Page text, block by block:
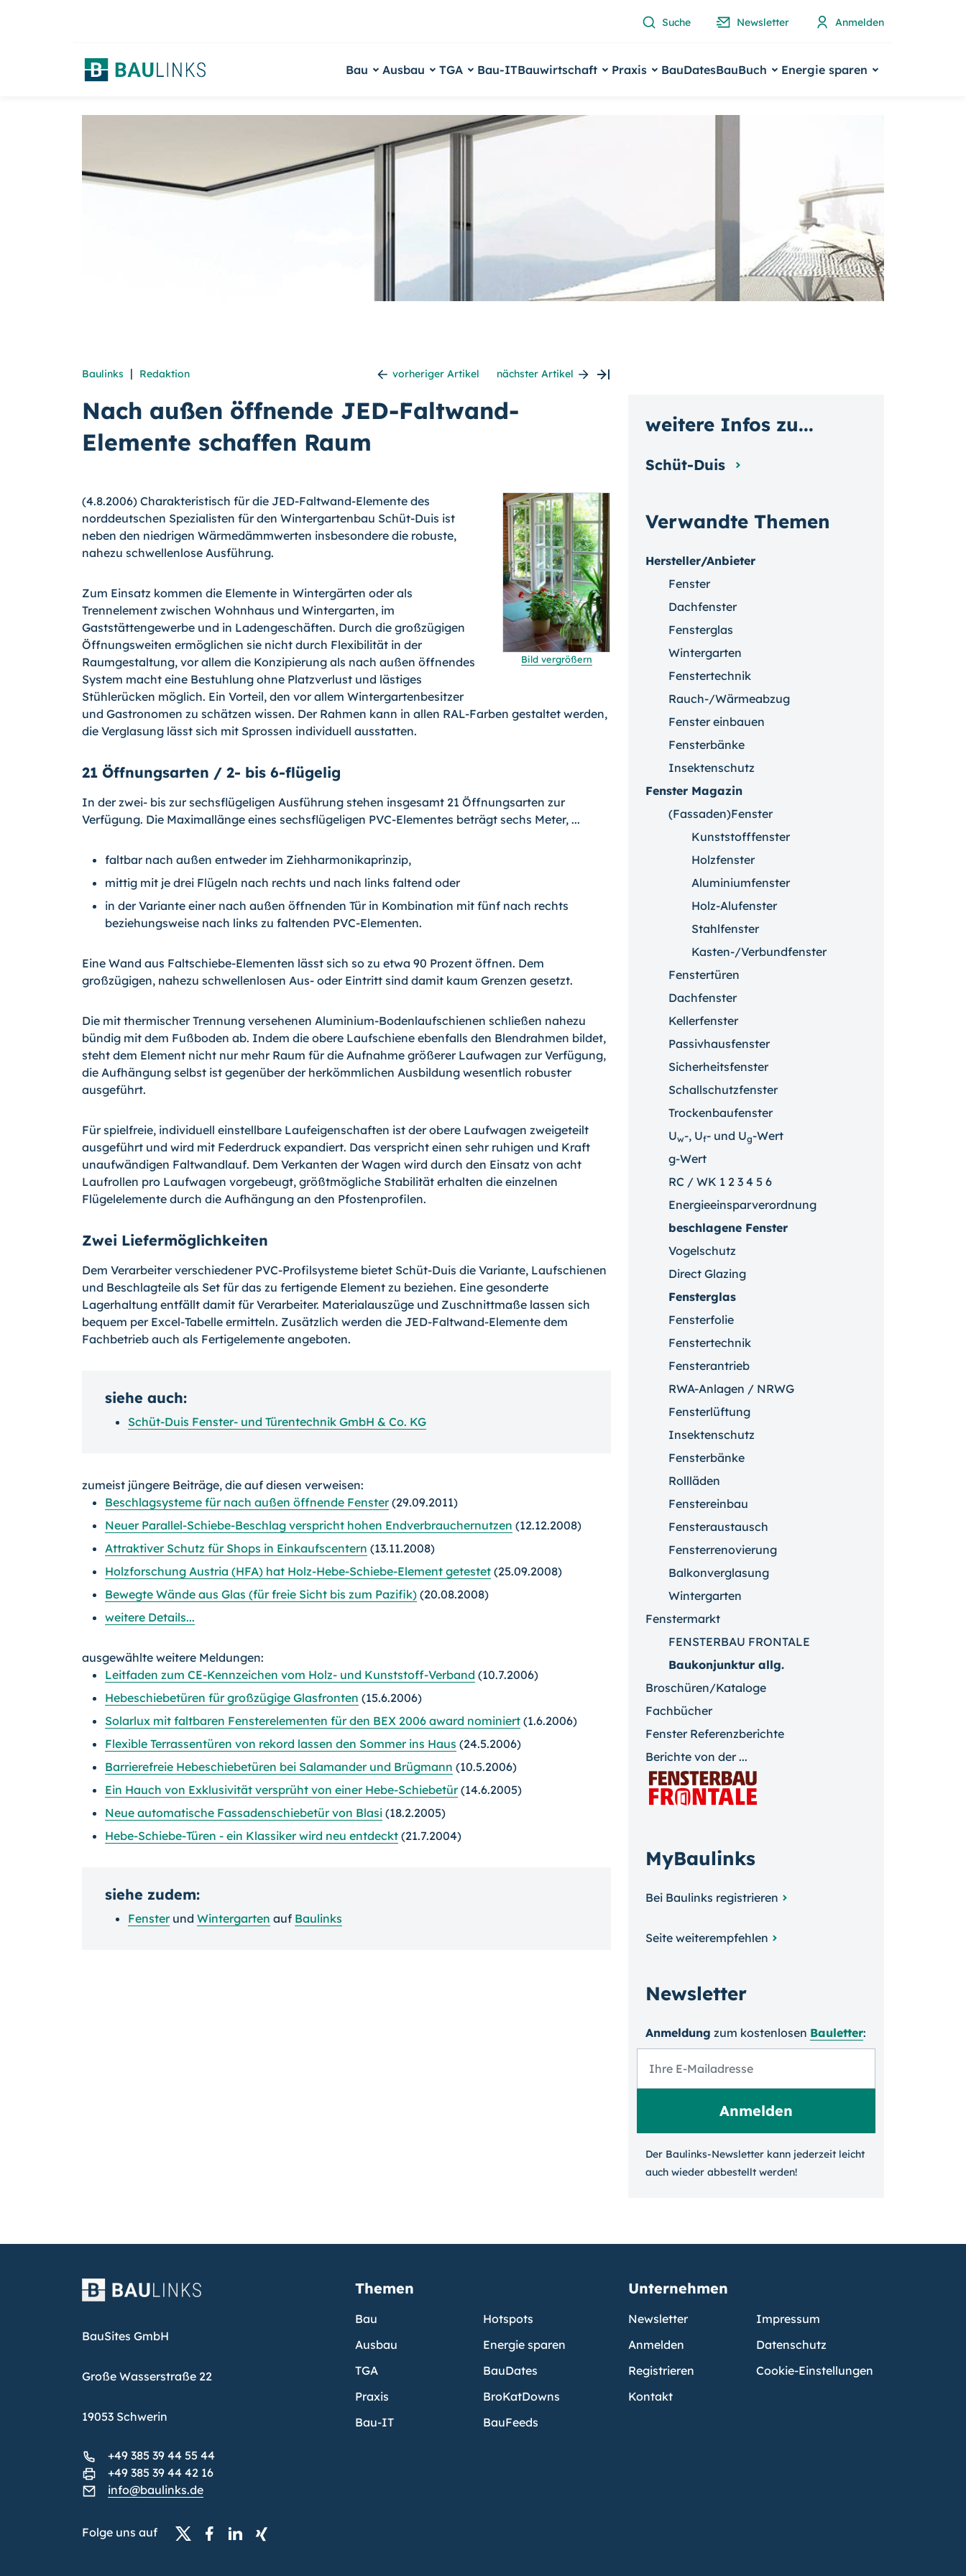
Suche Newsletter Anmelden
Bau Ausbau TGA Bau-ITBauwirtschaft Praxis BauDatesBauBuch Energie sparen
Baulinks | Redaktion vorheriger Artikel nächster Artikel
Nach außen öffnende JED-Faltwand-
Elemente schaffen Raum
Bild vergrößern
(4.8.2006) Charakteristisch für die JED-Faltwand-Elemente des
norddeutschen Spezialisten für den Wintergartenbau Schüt-Duis ist
neben den niedrigen Wärmedämmwerten insbesondere die robuste,
nahezu schwellenlose Ausführung.
Zum Einsatz kommen die Elemente in Wintergärten oder als
Trennelement zwischen Wohnhaus und Wintergarten, im
Gaststättengewerbe und in Ladengeschäften. Durch die großzügigen
Öffnungsweiten ermöglichen sie nicht durch Flexibilität in der
Raumgestaltung, vor allem die Konzipierung als nach außen öffnendes
System macht eine Bestuhlung ohne Platzverlust und lästiges
Stühlerücken möglich. Ein Vorteil, den vor allem Wintergartenbesitzer
und Gastronomen zu schätzen wissen. Der Rahmen kann in allen RAL-Farben gestaltet werden,
die Verglasung lässt sich mit Sprossen individuell ausstatten.
21 Öffnungsarten / 2- bis 6-flügelig
In der zwei- bis zur sechsflügeligen Ausführung stehen insgesamt 21 Öffnungsarten zur
Verfügung. Die Maximallänge eines sechsflügeligen PVC-Elementes beträgt sechs Meter, ...
faltbar nach außen entweder im Ziehharmonikaprinzip,
mittig mit je drei Flügeln nach rechts und nach links faltend oder
in der Variante einer nach außen öffnenden Tür in Kombination mit fünf nach rechts
beziehungsweise nach links zu faltenden PVC-Elementen.
Eine Wand aus Faltschiebe-Elementen lässt sich so zu etwa 90 Prozent öffnen. Dem
großzügigen, nahezu schwellenlosen Aus- oder Eintritt sind damit kaum Grenzen gesetzt.
Die mit thermischer Trennung versehenen Aluminium-Bodenlaufschienen schließen nahezu
bündig mit dem Fußboden ab. Indem die obere Laufschiene ebenfalls den Blendrahmen bildet,
steht dem Element nicht nur mehr Raum für die Aufnahme größerer Laufwagen zur Verfügung,
die Aufhängung selbst ist gegenüber der herkömmlichen Ausbildung wesentlich robuster
ausgeführt.
Für spielfreie, individuell einstellbare Laufeigenschaften ist der obere Laufwagen zweigeteilt
ausgeführt und wird mit Federdruck expandiert. Das verspricht einen sehr ruhigen und Kraft
unaufwändigen Faltwandlauf. Dem Verkanten der Wagen wird durch den Einsatz von acht
Laufrollen pro Laufwagen vorgebeugt, größtmögliche Stabilität erhalten die einzelnen
Flügelelemente durch die Aufhängung an den Pfostenprofilen.
Zwei Liefermöglichkeiten
Dem Verarbeiter verschiedener PVC-Profilsysteme bietet Schüt-Duis die Variante, Laufschienen
und Beschlagteile als Set für das zu fertigende Element zu beziehen. Eine gesonderte
Lagerhaltung entfällt damit für Verarbeiter. Materialauszüge und Zuschnittmaße lassen sich
bequem per Excel-Tabelle ermitteln. Zusätzlich werden die JED-Faltwand-Elemente dem
Fachbetrieb auch als Fertigelemente angeboten.
siehe auch:
Schüt-Duis Fenster- und Türentechnik GmbH & Co. KG
zumeist jüngere Beiträge, die auf diesen verweisen:
Beschlagsysteme für nach außen öffnende Fenster(29.09.2011)
Neuer Parallel-Schiebe-Beschlag verspricht hohen Endverbrauchernutzen (12.12.2008)
Attraktiver Schutz für Shops in Einkaufscentern (13.11.2008)
Holzforschung Austria (HFA) hat Holz-Hebe-Schiebe-Element getestet (25.09.2008)
Bewegte Wände aus Glas (für freie Sicht bis zum Pazifik) (20.08.2008)
weitere Details...
ausgewählte weitere Meldungen:
Leitfaden zum CE-Kennzeichen vom Holz- und Kunststoff-Verband (10.7.2006)
Hebeschiebetüren für großzügige Glasfronten (15.6.2006)
Solarlux mit faltbaren Fensterelementen für den BEX 2006 award nominiert (1.6.2006)
Flexible Terrassentüren von rekord lassen den Sommer ins Haus (24.5.2006)
Barrierefreie Hebeschiebetüren bei Salamander und Brügmann (10.5.2006)
Ein Hauch von Exklusivität versprüht von einer Hebe-Schiebetür(14.6.2005)
Neue automatische Fassadenschiebetür von Blasi (18.2.2005)
Hebe-Schiebe-Türen - ein Klassiker wird neu entdeckt (21.7.2004)
siehe zudem:
Fensterund Wintergarten auf Baulinks
Verwandte Themen
Hersteller/Anbieter
Fenster
Dachfenster
Fensterglas
Wintergarten
Fenstertechnik
Rauch-/Wärmeabzug
Fenster einbauen
Fensterbänke
Insektenschutz
Fenster Magazin
(Fassaden)Fenster
Kunststofffenster
Holzfenster
Aluminiumfenster
Holz-Alufenster
Stahlfenster
Kasten-/Verbundfenster
Fenstertüren
Dachfenster
Kellerfenster
Passivhausfenster
Sicherheitsfenster
Schallschutzfenster
Trockenbaufenster
Uw-, Uf- und Ug-Wert
g-Wert
RC / WK 1 2 3 4 5 6
Energieeinsparverordnung
beschlagene Fenster
Vogelschutz
Direct Glazing
Fensterglas
Fensterfolie
Fenstertechnik
Fensterantrieb
RWA-Anlagen / NRWG
Fensterlüftung
Insektenschutz
Fensterbänke
Rollläden
Fenstereinbau
Fensteraustausch
Fensterrenovierung
Balkonverglasung
Wintergarten
Fenstermarkt
FENSTERBAU FRONTALE
Baukonjunktur allg.
Broschüren/Kataloge
Fachbücher
Fenster Referenzberichte
Berichte von der ...
MyBaulinks
Bei Baulinks registrieren
Seite weiterempfehlen
Newsletter
Anmeldung zum kosten­losen Bauletter:
Der Baulinks-Newsletter kann jeder­zeit leicht
auch wieder ab­bestellt werden!
weitere Infos zu...
Schüt-Duis
BauSites GmbH
Große Wasserstraße 22
19053 Schwerin
+49 385 39 44 55 44
+49 385 39 44 42 16
info@baulinks.de
Folge uns auf
Themen
Bau
Ausbau
TGA
Praxis
Bau-IT
Hotspots
Energie sparen
BauDates
BroKatDowns
BauFeeds
Unternehmen
Newsletter
Anmelden
Registrieren
Kontakt
Impressum
Datenschutz
Cookie-Einstellungen